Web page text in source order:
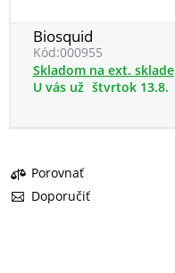
Biosquid
Kód:000955
Skladom na ext. sklade
U vás už štvrtok 13.8.
Porovnať
Doporučiť